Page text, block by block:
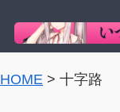
HOME > 十字路